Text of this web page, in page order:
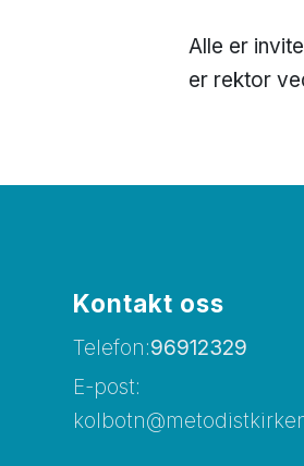
Alle er
er rektor
Kontakt oss
Telefon:96912329
E-post: